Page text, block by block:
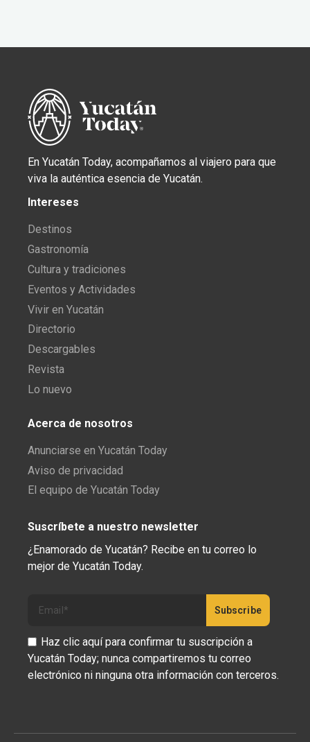
En Yucatán Today, acompañamos al viajero para que
viva la auténtica esencia de Yucatán.
Intereses
Destinos
Gastronomía
Cultura y tradiciones
Eventos y Actividades
Vivir en Yucatán
Directorio
Descargables
Revista
Lo nuevo
Acerca de nosotros
Anunciarse en Yucatán Today
Aviso de privacidad
El equipo de Yucatán Today
Suscríbete a nuestro newsletter
¿Enamorado de Yucatán? Recibe en tu correo lo
mejor de Yucatán Today.
Haz clic aquí para confirmar tu suscripción a
Yucatán Today; nunca compartiremos tu correo
electrónico ni ninguna otra información con terceros.